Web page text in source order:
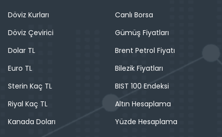
Döviz Kurları
Döviz Çevirici
Dolar TL
Euro TL
Sterin Kaç TL
Riyal Kaç TL
Kanada Doları
Canlı Borsa
Gümüş Fiyatları
Brent Petrol Fiyatı
Bilezik Fiyatları
BIST 100 Endeksi
Altın Hesaplama
Yüzde Hesaplama